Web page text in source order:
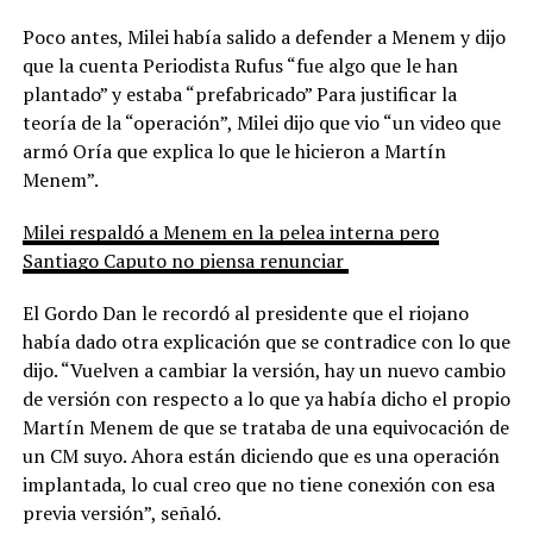
Poco antes, Milei había salido a defender a Menem y dijo
que la cuenta Periodista Rufus “fue algo que le han
plantado” y estaba “prefabricado” Para justificar la
teoría de la “operación”, Milei dijo que vio “un video que
armó Oría que explica lo que le hicieron a Martín
Menem”.
Milei respaldó a Menem en la pelea interna pero
Santiago Caputo no piensa renunciar
El Gordo Dan le recordó al presidente que el riojano
había dado otra explicación que se contradice con lo que
dijo. “Vuelven a cambiar la versión, hay un nuevo cambio
de versión con respecto a lo que ya había dicho el propio
Martín Menem de que se trataba de una equivocación de
un CM suyo. Ahora están diciendo que es una operación
implantada, lo cual creo que no tiene conexión con esa
previa versión”, señaló.